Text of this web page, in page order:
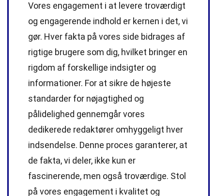
Vores engagement i at levere troværdigt
og engagerende indhold er kernen i det, vi
gør. Hver fakta på vores side bidrages af
rigtige brugere som dig, hvilket bringer en
rigdom af forskellige indsigter og
informationer. For at sikre de højeste
standarder for nøjagtighed og
pålidelighed gennemgår vores
dedikerede redaktører omhyggeligt hver
indsendelse. Denne proces garanterer, at
de fakta, vi deler, ikke kun er
fascinerende, men også troværdige. Stol
på vores engagement i kvalitet og